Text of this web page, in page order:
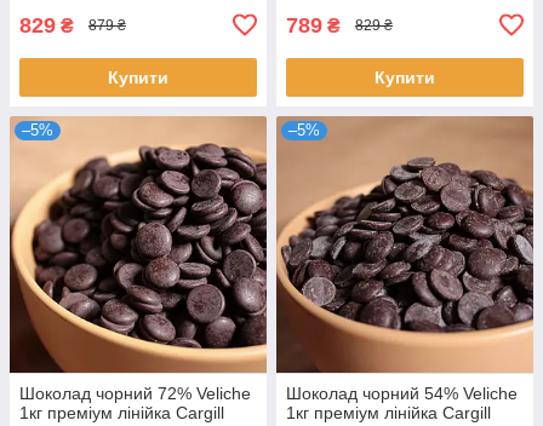
829 ₴ 879 ₴
Купити
789 ₴ 829 ₴
Купити
–5%
Шоколад чорний 72% Veliche
1кг преміум лінійка Cargill
–5%
Шоколад чорний 54% Veliche
1кг преміум лінійка Cargill